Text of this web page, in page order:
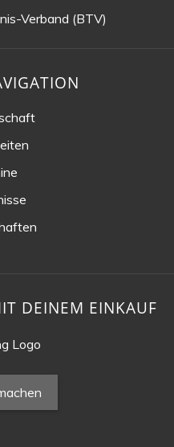
Verband (BTV)
DEINEM EINKAUF